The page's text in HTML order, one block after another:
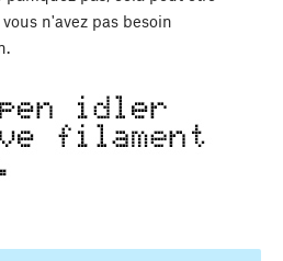
n'avez pas besoin